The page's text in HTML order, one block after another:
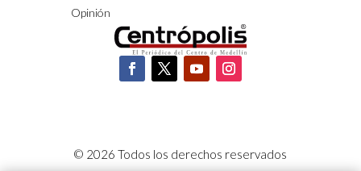
Opinión
© 2026 Todos los derechos reservados